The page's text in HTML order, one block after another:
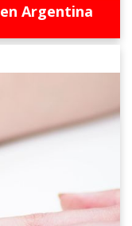
Argentina